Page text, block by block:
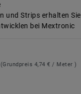
und Strips erhalten
bei Mextronic
(Grundpreis 4,74 € / Meter )